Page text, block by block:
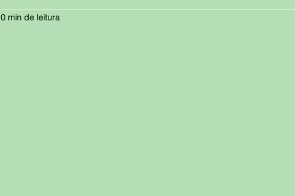
0 min de leitura